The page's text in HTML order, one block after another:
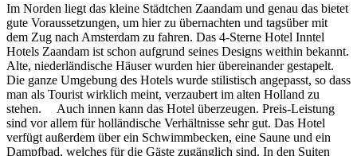
Im Norden liegt das kleine Städtchen Zaandam und genau das bietet
gute Voraussetzungen, um hier zu übernachten und tagsüber mit
dem Zug nach Amsterdam zu fahren. Das 4-Sterne Hotel Inntel
Hotels Zaandam ist schon aufgrund seines Designs weithin bekannt.
Alte, niederländische Häuser wurden hier übereinander gestapelt.
Die ganze Umgebung des Hotels wurde stilistisch angepasst, so dass
man als Tourist wirklich meint, verzaubert im alten Holland zu
stehen. Auch innen kann das Hotel überzeugen. Preis-Leistung
sind vor allem für holländische Verhältnisse sehr gut. Das Hotel
verfügt außerdem über ein Schwimmbecken, eine Saune und ein
Dampfbad, welches für die Gäste zugänglich sind. In den Suiten